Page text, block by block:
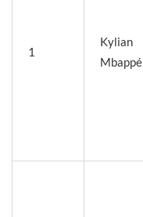
1
Kylian
Mbappé